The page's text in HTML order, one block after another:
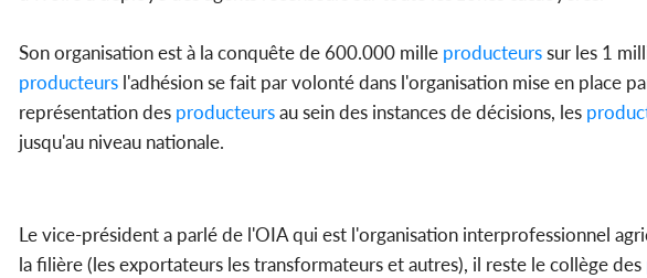
Son organisation est à la conquête de 600.000 mille producteurssur les 1
producteurs l'adhésion se fait par volonté dans l'organisation mise en place
représentation des producteursau sein des instances de décisions, les
jusqu'au niveau nationale.
Le vice-président a parlé de l'OIA qui est l'organisation interprofessionnel
la filière (les exportateurs les transformateurs et autres), il reste le collège des